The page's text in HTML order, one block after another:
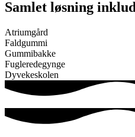
Samlet løsning
Atriumgård
Faldgummi
Gummibakke
Fugleredegynge
Dyvekeskolen